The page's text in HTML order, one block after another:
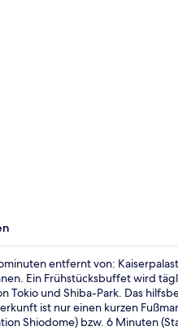
entfernt von:
Ein Frühstücksbuffet wird
Tokio und Shiba-Park. Das
ist nur einen kurzen
Shiodome) bzw. 6 Minuten